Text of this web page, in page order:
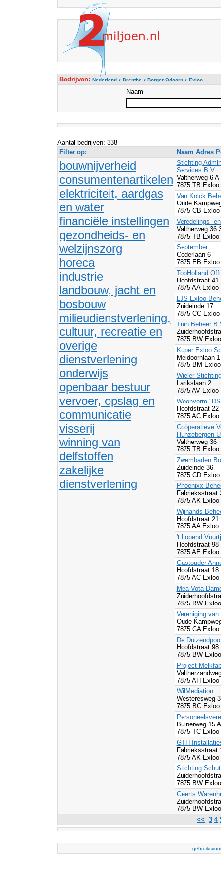
Bedrijven: Nederland› Drenthe› Borger-Odoorn› Exloo
Naam
Aantal bedrijven: 338
Filter op:
Naam Adres
bouwnijverheid
consumentenartikelen
elektriciteit, aardgas
en water
financiële instellingen
gezondheids- en
welzijnszorg
horeca
industrie
landbouw, jacht en
bosbouw
milieudienstverlening,
cultuur, recreatie en
overige
dienstverlening
onderwijs
openbaar bestuur
vervoer, opslag en
communicatie
visserij
winning van
delfstoffen
zakelijke
dienstverlening
Stichting
Services B.V.
Valtherweg 6 A
7875 TB Exloo
Van Kolck
Oude
7875 CB Exloo
Veredelings-
Valtherweg 36
7875 TB Exloo
September
Cederlaan 6
7875 EB Exloo
TopHolland
Hoofdstraat 41
7875 AA Exloo
LJS Exloo
Zuideinde 17
7875 CC
Tuin Beheer
7875 BW
Kuper Exloo
Meidoornlaan
7875 BM
Wieler
Larikslaan 2
7875 AV Exloo
Woonvorm
Hoofdstraat 22
7875 AC Exloo
Coöperatieve
Hunzebergen
Valtherweg 36
7875 TB Exloo
Zwembaden
Zuideinde 36
7875 CD
Phoenixx
Fabrieksstraat
7875 AK Exloo
Wijnands
Hoofdstraat 21
7875 AA Exloo
't Lopend
Hoofdstraat 98
7875 AE Exloo
Gastouder
Hoofdstraat 18
7875 AC Exloo
Mea Vota
7875 BW
Vereniging van
Oude
7875 CA Exloo
De
Hoofdstraat 98
7875 BW
Project
7875 AH Exloo
WilMediation
Westeresweg
7875 BC Exloo
Buinerweg 15
7875 TC Exloo
GTH
Fabrieksstraat
7875 AK Exloo
Stichting
7875 BW
Geerts
7875 BW
<< 3 4